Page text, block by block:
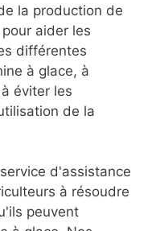
la production de
aider les
différentes
à glace, à
éviter les
de la
d'assistance
à résoudre
peuvent